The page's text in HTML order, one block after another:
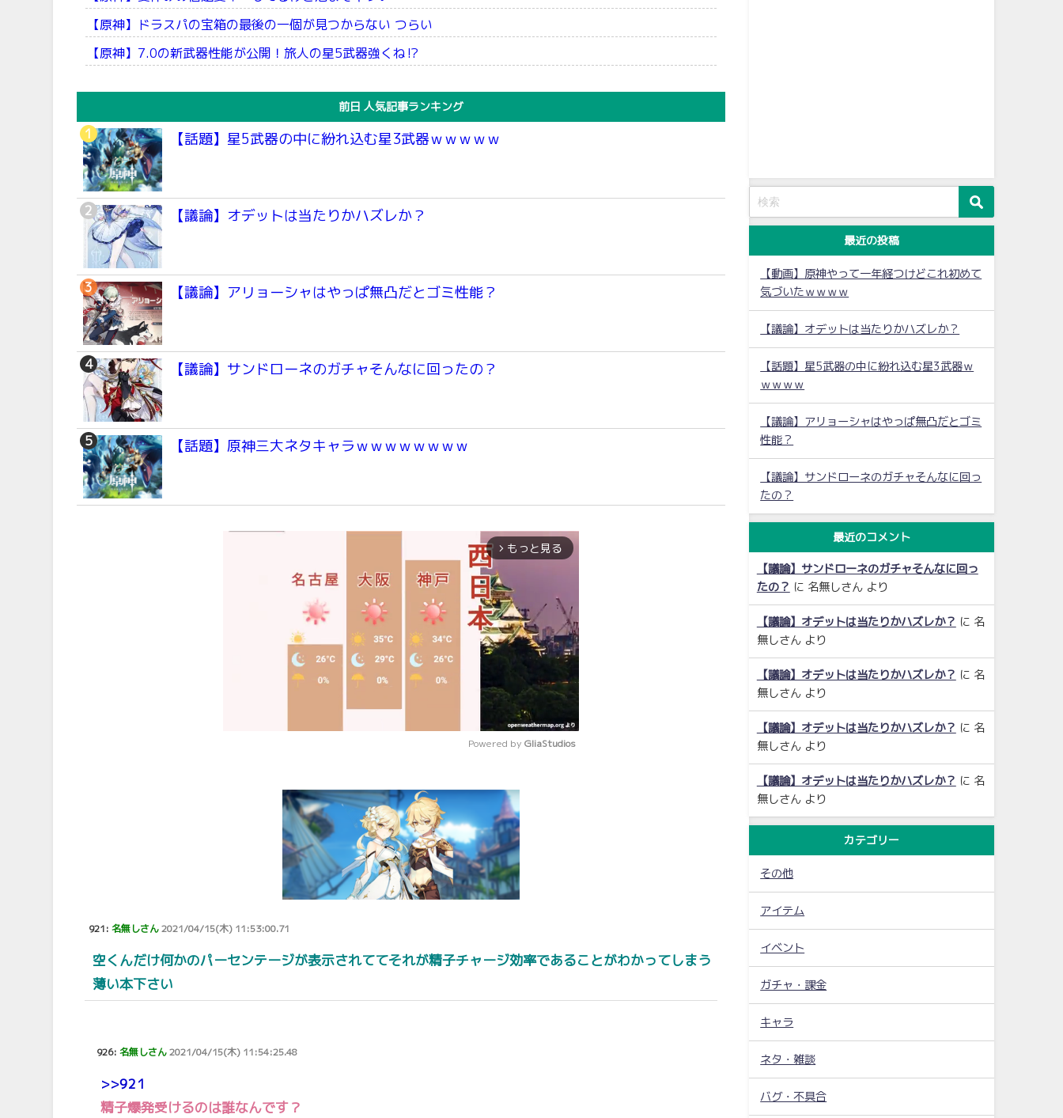
【原神】ドラスパの宝箱の最後の一個が見つからない つらい
【原神】7.0の新武器性能が公開！旅人の星5武器強くね⁉
前日 人気記事ランキング
【話題】星5武器の中に紛れ込む星3武器ｗｗｗｗｗ
【議論】オデットは当たりかハズレか？
【議論】アリョーシャはやっぱ無凸だとゴミ性能？
【議論】サンドローネのガチャそんなに回ったの？
【話題】原神三大ネタキャラｗｗｗｗｗｗｗｗ
arrow_forward_ios もっと見る
Mute
Powered by GliaStudios
921:名無しさん2021/04/15(木) 11:53:00.71
空くんだけ何かのパーセンテージが表示されててそれが精子チャージ効率であることがわかってしまう
薄い本下さい
926:名無しさん2021/04/15(木) 11:54:25.48
>>921
精子爆発受けるのは誰なんです？
最近の投稿
【動画】原神やって一年経つけどこれ初めて
気づいたｗｗｗｗ
【議論】オデットは当たりかハズレか？
【話題】星5武器の中に紛れ込む星3武器ｗ
ｗｗｗｗ
【議論】アリョーシャはやっぱ無凸だとゴミ
性能？
【議論】サンドローネのガチャそんなに回っ
たの？
最近のコメント
【議論】サンドローネのガチャそんなに回っ
たの？ に 名無しさんより
【議論】オデットは当たりかハズレか？ に 名
無しさんより
【議論】オデットは当たりかハズレか？ に 名
無しさんより
【議論】オデットは当たりかハズレか？ に 名
無しさんより
【議論】オデットは当たりかハズレか？ に 名
無しさんより
カテゴリー
その他
アイテム
イベント
ガチャ・課金
キャラ
ネタ・雑談
バグ・不具合